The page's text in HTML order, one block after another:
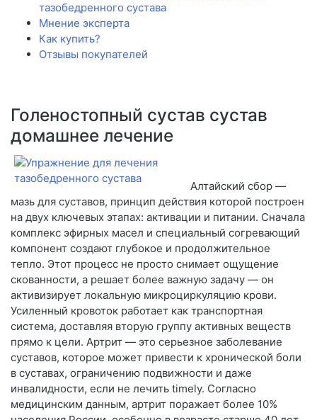
тазобедренного сустава
Мнение эксперта
Как купить?
Отзывы покупателей
Голеностопный сустав сустав
домашнее лечение
Алтайский сбор —
мазь для суставов, принцип действия которой построен
на двух ключевых этапах: активации и питании. Сначала
комплекс эфирных масел и специальный согревающий
компонент создают глубокое и продолжительное
тепло. Этот процесс не просто снимает ощущение
скованности, а решает более важную задачу — он
активизирует локальную микроциркуляцию крови.
Усиленный кровоток работает как транспортная
система, доставляя вторую группу активных веществ
прямо к цели. Артрит — это серьезное заболевание
суставов, которое может привести к хронической боли
в суставах, ограничению подвижности и даже
инвалидности, если не лечить timely. Согласно
медицинским данным, артрит поражает более 10%